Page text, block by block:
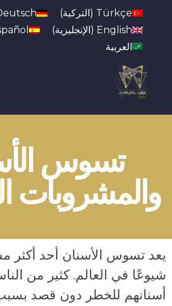
Türkçe
(التركية)
English
(الإنجليزية)
العربية
تسوس
والمشروبات
يعد تسوس الأسنان أحد أكثر
شيوعًا في العالم. كثير من
أسنانهم للخطر دون قصد